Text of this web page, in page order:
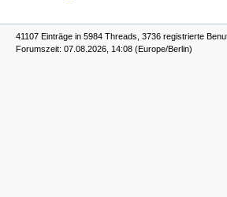
41107 Einträge in 5984 Threads, 3736 registrierte
Forumszeit: 07.08.2026, 14:08 (Europe/Berlin)